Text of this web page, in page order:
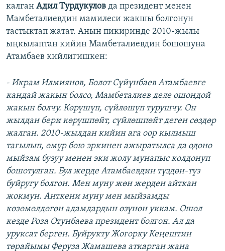
калган Адил Турдукулов да президент менен
Мамбеталиевдин мамилеси жакшы болгонун
тастыктап жатат. Анын пикиринде 2010-жылы
ыңкылаптан кийин Мамбеталиевдин бошошуна
Атамбаев кийлигишкен:
- Икрам Илмиянов, Болот Сүйүнбаев Атамбаевге
кандай жакын болсо, Мамбеталиев деле ошондой
жакын болчу. Көрүшүп, сүйлөшүп турушчу. Он
жылдан бери көрүшпөйт, сүйлөшпөйт деген сөздөр
жалган. 2010-жылдан кийин ага оор кылмыш
тагылып, өмүр бою эркинен ажыратылса да одоно
мыйзам бузуу менен эки жолу мунапыс колдонуп
бошотулган. Бул жерде Атамбаевдин түздөн-түз
буйругу болгон. Мен муну жөн жерден айткан
жокмун. Анткени муну мен мыйзамды
көзөмөлдөгөн адамдардын өзүнөн уккам. Ошол
кезде Роза Отунбаева президент болгон. Ал да
уруксат берген. Буйрукту Жогорку Кеңештин
төрайымы Феруза Жамашева аткарган жана